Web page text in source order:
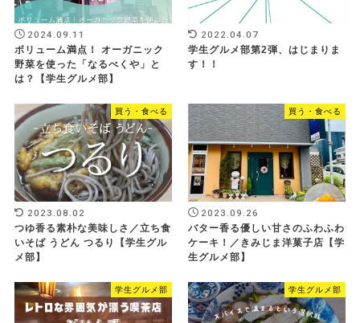
2024.09.11
ボリューム満点！ オーガニック
野菜を使った「なるべくや」と
は？【学生グルメ部】
2022.04.07
学生グルメ部第2弾、はじまりま
す！！
買う・食べる
2023.08.02
つゆ香る素朴な美味しさ／立ち食
いそば うどん つるり【学生グル
メ部】
買う・食べる
2023.09.26
バター香る優しい甘さのふわふわ
ケーキ！／きみじま洋菓子店【学
生グルメ部】
学生グルメ部 学生グルメ部